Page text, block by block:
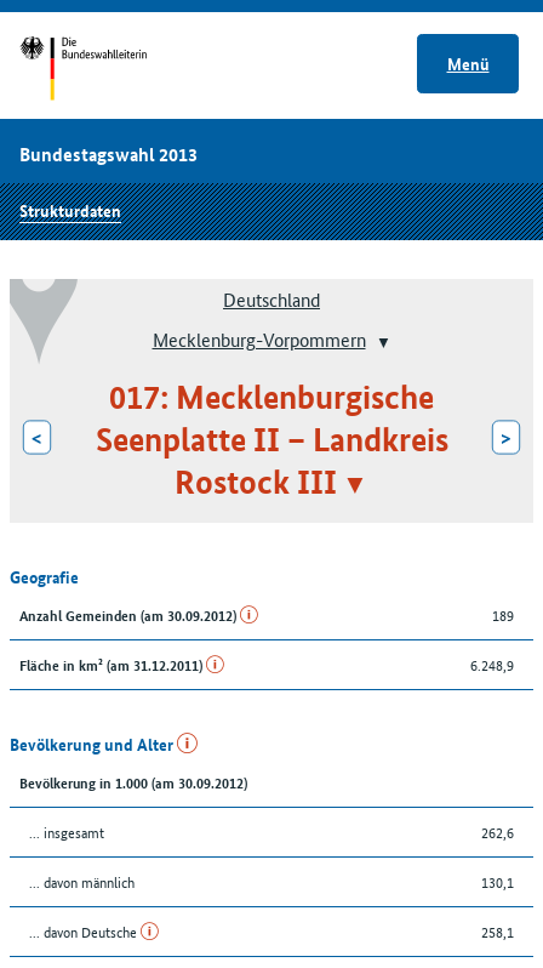
Menü
Bundestagswahl 2013
Strukturdaten
Deutschland
Mecklenburg-Vorpommern
<
017: Mecklenburgische
Seenplatte II – Landkreis
Rostock III
>
Geografie
Anzahl Gemeinden (am 30.09.2012) 189
Fläche in km² (am 31.12.2011) 6.248,9
Bevölkerung und Alter
Bevölkerung in 1.000 (am 30.09.2012)
... insgesamt 262,6
... davon männlich 130,1
... davon Deutsche 258,1